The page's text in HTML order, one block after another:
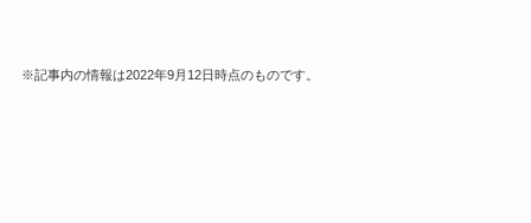
※記事内の情報は2022年9月12日時点のものです。